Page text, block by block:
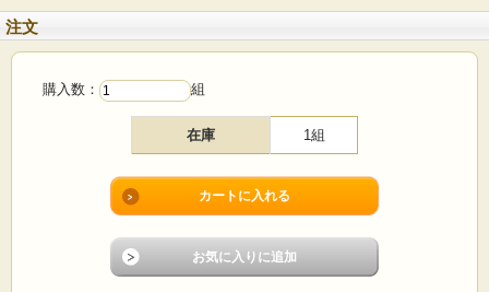
はできません
注文
購入数： 組
在庫 1組